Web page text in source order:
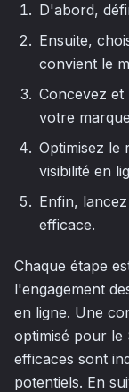
D'abord,
Ensuite,
convient le
Concevez
votre
Optimisez le
visibilité en
Enfin,
efficace.
Chaque étape
l'engagement
en ligne. Une
optimisé pour le
efficaces sont
potentiels. En